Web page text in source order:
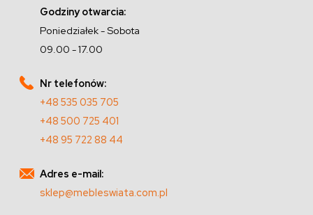
Godziny otwarcia:
Poniedziałek - Sobota
09.00 - 17.00
Nr telefonów:
+48 535 035 705
+48 500 725 401
+48 95 722 88 44
Adres e-mail:
sklep@mebleswiata.com.pl